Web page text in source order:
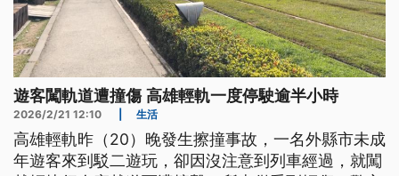
遊客闖軌道遭撞傷 高雄輕軌一度停駛逾半小時
2026/2/21 12:10 生活
高雄輕軌昨（20）晚發生擦撞事故，一名外縣市未成
年遊客來到駁二遊玩，卻因沒注意到列車經過，就闖